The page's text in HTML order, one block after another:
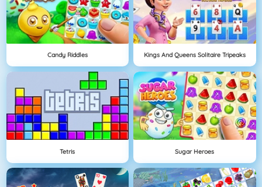
Candy Riddles Kings And Queens Solitaire Tripeaks
Tetris Sugar Heroes